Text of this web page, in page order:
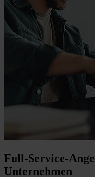
Full-Service-
Unternehmen